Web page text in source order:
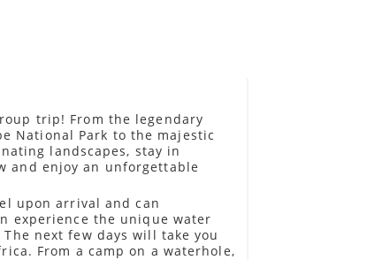
trip! From the legendary
National Park to the majestic
landscapes, stay in
and enjoy an unforgettable
upon arrival and can
experience the unique water
next few days will take you
From a camp on a waterhole,